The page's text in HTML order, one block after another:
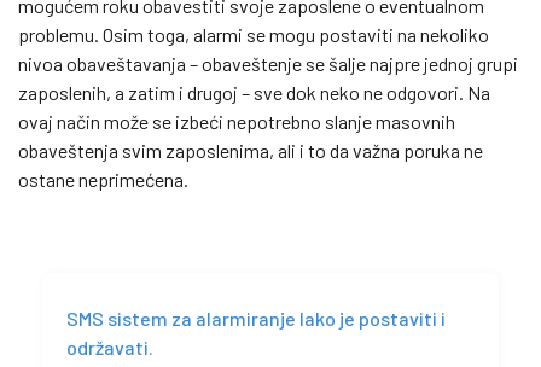
mogućem roku obavestiti svoje zaposlene o eventualnom
problemu. Osim toga, alarmi se mogu postaviti na nekoliko
nivoa obaveštavanja – obaveštenje se šalje najpre jednoj grupi
zaposlenih, a zatim i drugoj – sve dok neko ne odgovori. Na
ovaj način može se izbeći nepotrebno slanje masovnih
obaveštenja svim zaposlenima, ali i to da važna poruka ne
ostane neprimećena.
SMS sistem za alarmiranje lako je postaviti i
održavati.